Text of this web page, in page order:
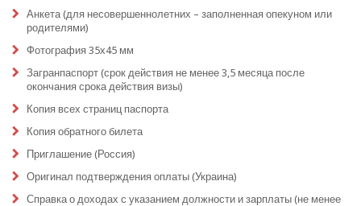
Анкета (для несовершеннолетних – заполненная опекуном или
родителями)
Фотография 35х45 мм
Загранпаспорт (срок действия не менее 3,5 месяца после
окончания срока действия визы)
Копия всех страниц паспорта
Копия обратного билета
Приглашение (Россия)
Оригинал подтверждения оплаты (Украина)
Справка о доходах с указанием должности и зарплаты (не менее